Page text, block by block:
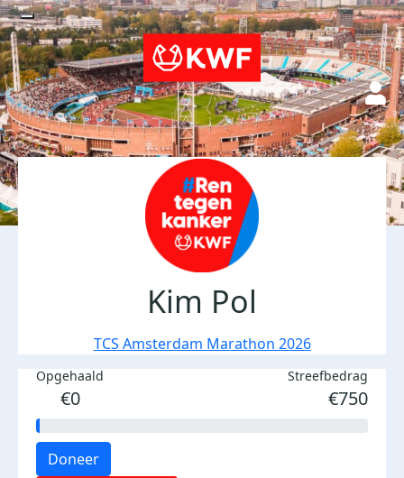
Kim Pol
TCS Amsterdam Marathon 2026
Opgehaald
€0
Streefbedrag
€750
Doneer